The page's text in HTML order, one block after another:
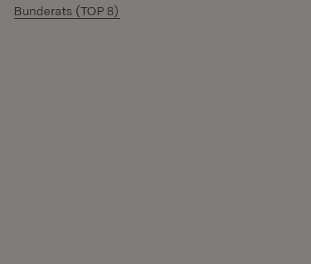
Bunderats (TOP 8)